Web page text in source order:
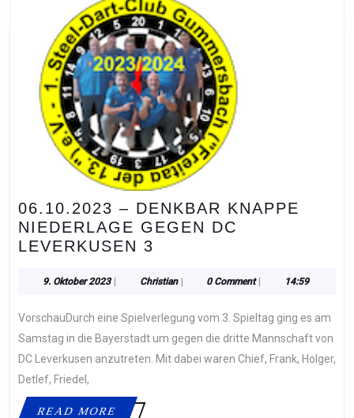
06.10.2023 – DENKBAR KNAPPE
NIEDERLAGE GEGEN DC
LEVERKUSEN 3
DENKBAR
NIEDERLAGE
GEGEN
DC
9. Oktober 20239.
ChristianChristian0 Comment 14:59
VorschauDurch eine Spielverlegung vom 3. Spieltag ging es am
Samstag in die Bayerstadt um gegen die dritte Mannschaft von
DC Leverkusen anzutreten. Mit dabei waren Chief, Frank, Holger,
Detlef, Friedel,
READ MOREREAD